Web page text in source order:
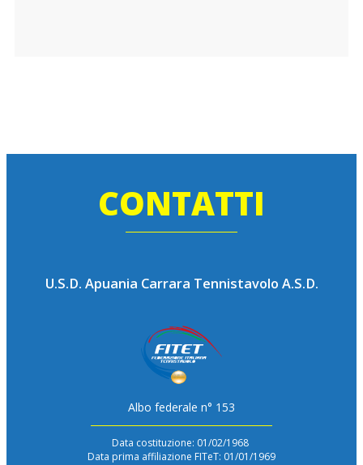
CONTATTI
U.S.D. Apuania Carrara Tennistavolo A.S.D.
Albo federale n° 153
Data costituzione: 01/02/1968
Data prima affiliazione FITeT: 01/01/1969